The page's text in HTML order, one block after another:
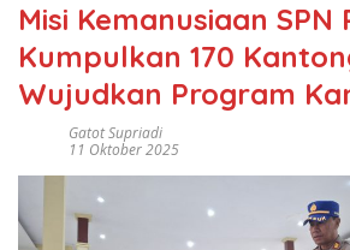
Misi Kemanusiaan
Kumpulkan 170
Wujudkan Program
Gatot Supriadi
11 Oktober 2025